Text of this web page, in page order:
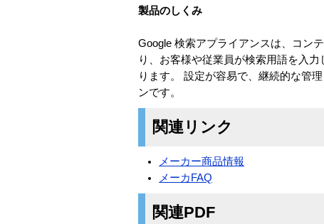
製品のしくみ
Google 検索アプライアンスは、コン
り、お客様や従業員が検索用語を入
ります。 設定が容易で、継続的な管
ンです。
関連リンク
メーカー商品情報
メーカFAQ
関連PDF